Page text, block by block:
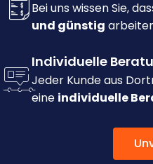
Bei uns wissen Sie,
und günstig
Individuelle
Jeder Kunde aus
eine individuelle